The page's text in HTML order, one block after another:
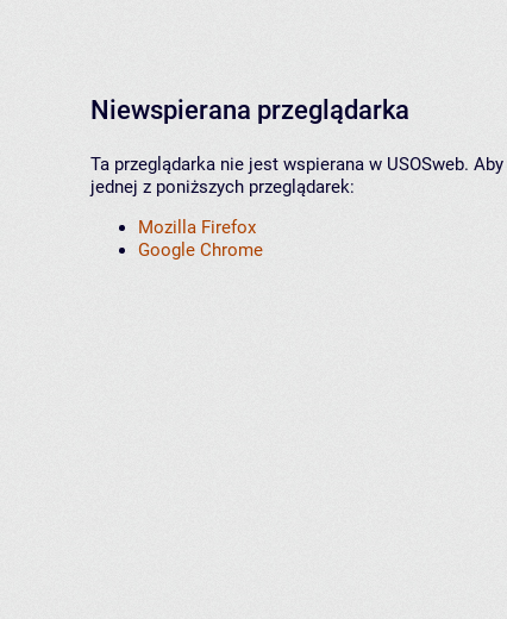
Niewspierana przeglądarka
Ta przeglądarka nie jest wspierana w USOSweb.
jednej z poniższych przeglądarek:
Mozilla Firefox
Google Chrome